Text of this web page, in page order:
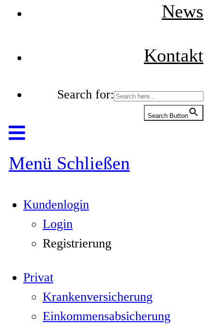
News
Kontakt
Search for:
Search Button
Menü Schließen
Kundenlogin
Login
Registrierung
Privat
Krankenversicherung
Einkommensabsicherung